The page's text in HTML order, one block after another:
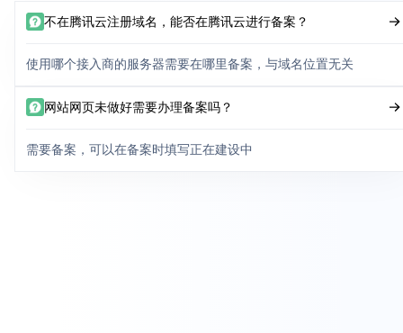
不在腾讯云注册域名，能否在腾讯云进行备案？
使用哪个接入商的服务器需要在哪里备案，与域名位置无关
网站网页未做好需要办理备案吗？
需要备案，可以在备案时填写正在建设中